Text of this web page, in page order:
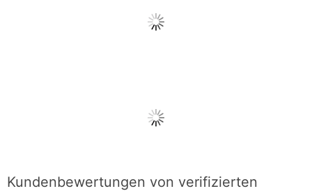
Kundenbewertungen von verifizierten